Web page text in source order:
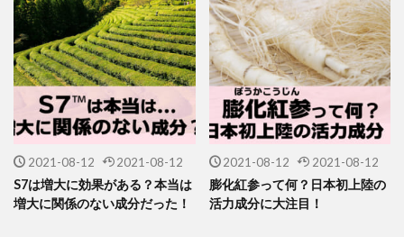
2021-08-12 2021-08-12
S7は増大に効果がある？本当は
増大に関係のない成分だった！
2021-08-12 2021-08-12
膨化紅参って何？日本初上陸の
活力成分に大注目！